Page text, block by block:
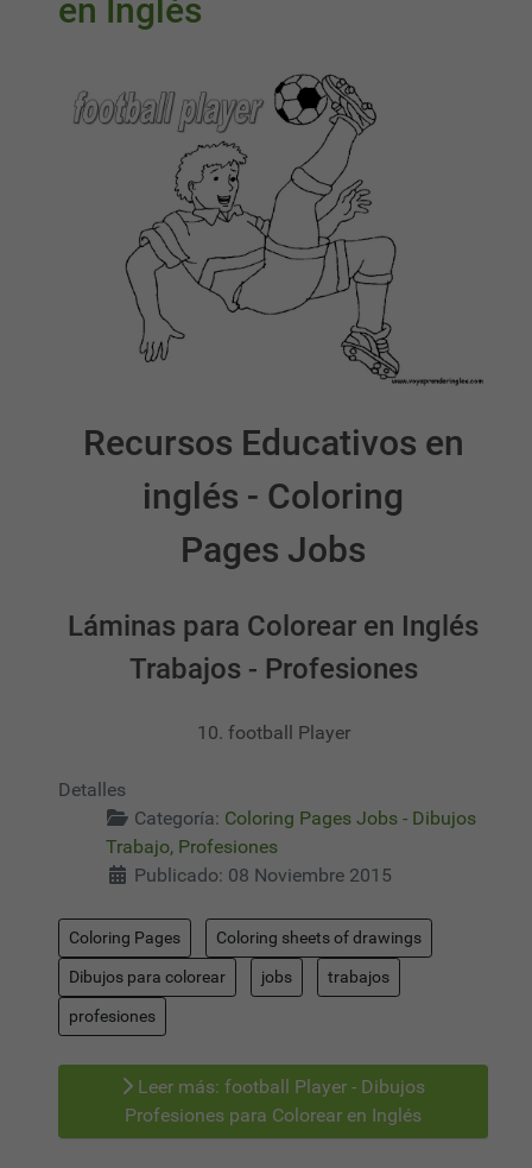
en Inglés
Recursos Educativos en
inglés - Coloring
Pages Jobs
Láminas para Colorear en Inglés
Trabajos - Profesiones
10. football Player
Detalles
Categoría: Coloring Pages Jobs - Dibujos
Trabajo, Profesiones
Publicado: 08 Noviembre 2015
Coloring Pages Coloring sheets of drawings
Dibujos para colorear jobs trabajos
profesiones
Leer más: football Player - Dibujos
Profesiones para Colorear en Inglés